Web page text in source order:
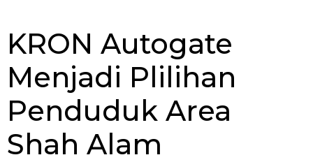
KRON Autogate
Menjadi Plilihan
Penduduk Area
Shah Alam